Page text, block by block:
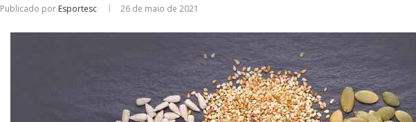
Publicado por Esportesc 26 de maio de 2021